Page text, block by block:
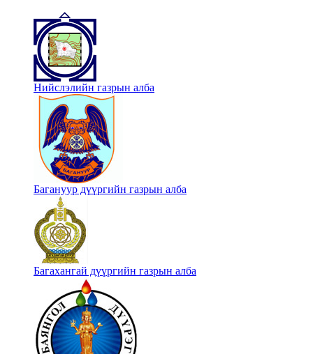
Нийслэлийн газрын алба
Багануур дүүргийн газрын алба
Багахангай дүүргийн газрын алба